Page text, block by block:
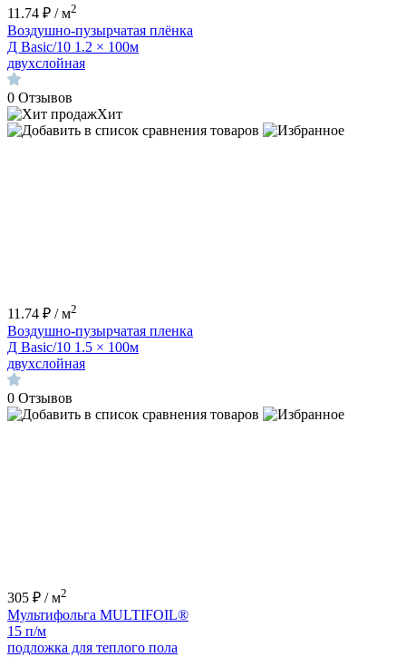
11.74 ₽ / м2
Воздушно-пузырчатая плёнка
Д Basic/10 1.2 × 100м
двухслойная
0 Отзывов
Хит
11.74 ₽ / м2
Воздушно-пузырчатая пленка
Д Basic/10 1.5 × 100м
двухслойная
0 Отзывов
305 ₽ / м2
Мультифольга MULTIFOIL®
15 п/м
подложка для теплого пола